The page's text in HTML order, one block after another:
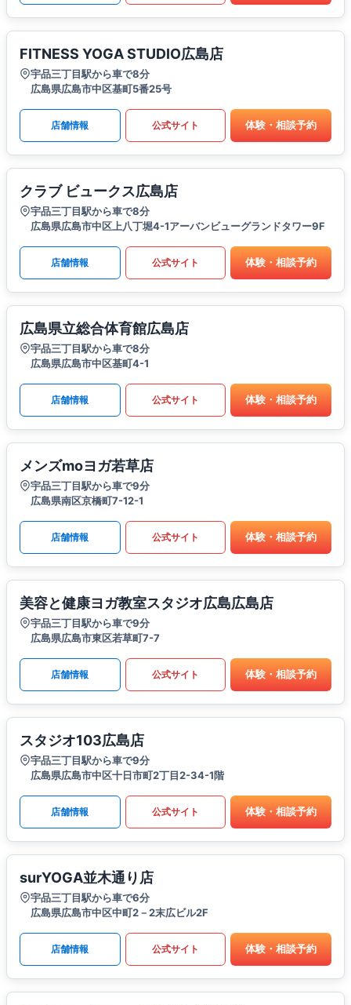
FITNESS YOGA STUDIO広島店
宇品三丁目駅から車で8分
広島県広島市中区基町5番25号
店舗情報 公式サイト 体験・相談予約
クラブ ビュークス広島店
宇品三丁目駅から車で8分
広島県広島市中区上八丁堀4-1アーバンビューグランドタワー9F
店舗情報 公式サイト 体験・相談予約
広島県立総合体育館広島店
宇品三丁目駅から車で8分
広島県広島市中区基町4-1
店舗情報 公式サイト 体験・相談予約
メンズmoヨガ若草店
宇品三丁目駅から車で9分
広島県南区京橋町7-12-1
店舗情報 公式サイト 体験・相談予約
美容と健康ヨガ教室スタジオ広島広島店
宇品三丁目駅から車で9分
広島県広島市東区若草町7-7
店舗情報 公式サイト 体験・相談予約
スタジオ103広島店
宇品三丁目駅から車で9分
広島県広島市中区十日市町2丁目2-34-1階
店舗情報 公式サイト 体験・相談予約
surYOGA並木通り店
宇品三丁目駅から車で6分
広島県広島市中区中町2－2末広ビル2F
店舗情報 公式サイト 体験・相談予約